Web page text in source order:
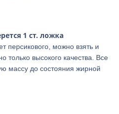
1 ст. ложка
персикового, можно взять и
только высокого качества. Все
массу до состояния жирной